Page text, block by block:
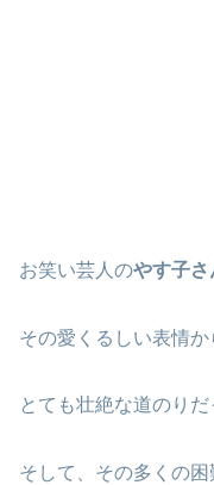
お笑い芸人のやす子さ
その愛くるしい表情
とても壮絶な道のりだ
そして、その多くの